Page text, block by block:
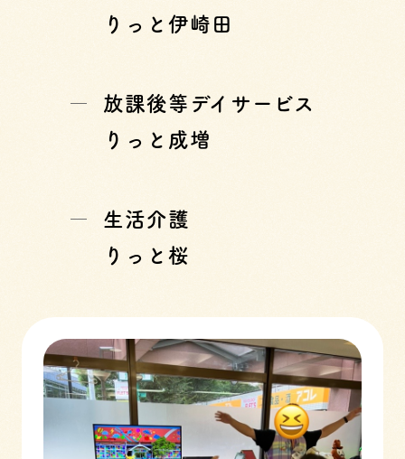
りっと伊崎田
放課後等デイサービス
りっと成増
生活介護
りっと桜